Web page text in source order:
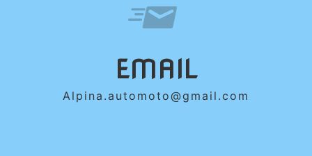
EMAIL
alpina.automoto@gmail.com